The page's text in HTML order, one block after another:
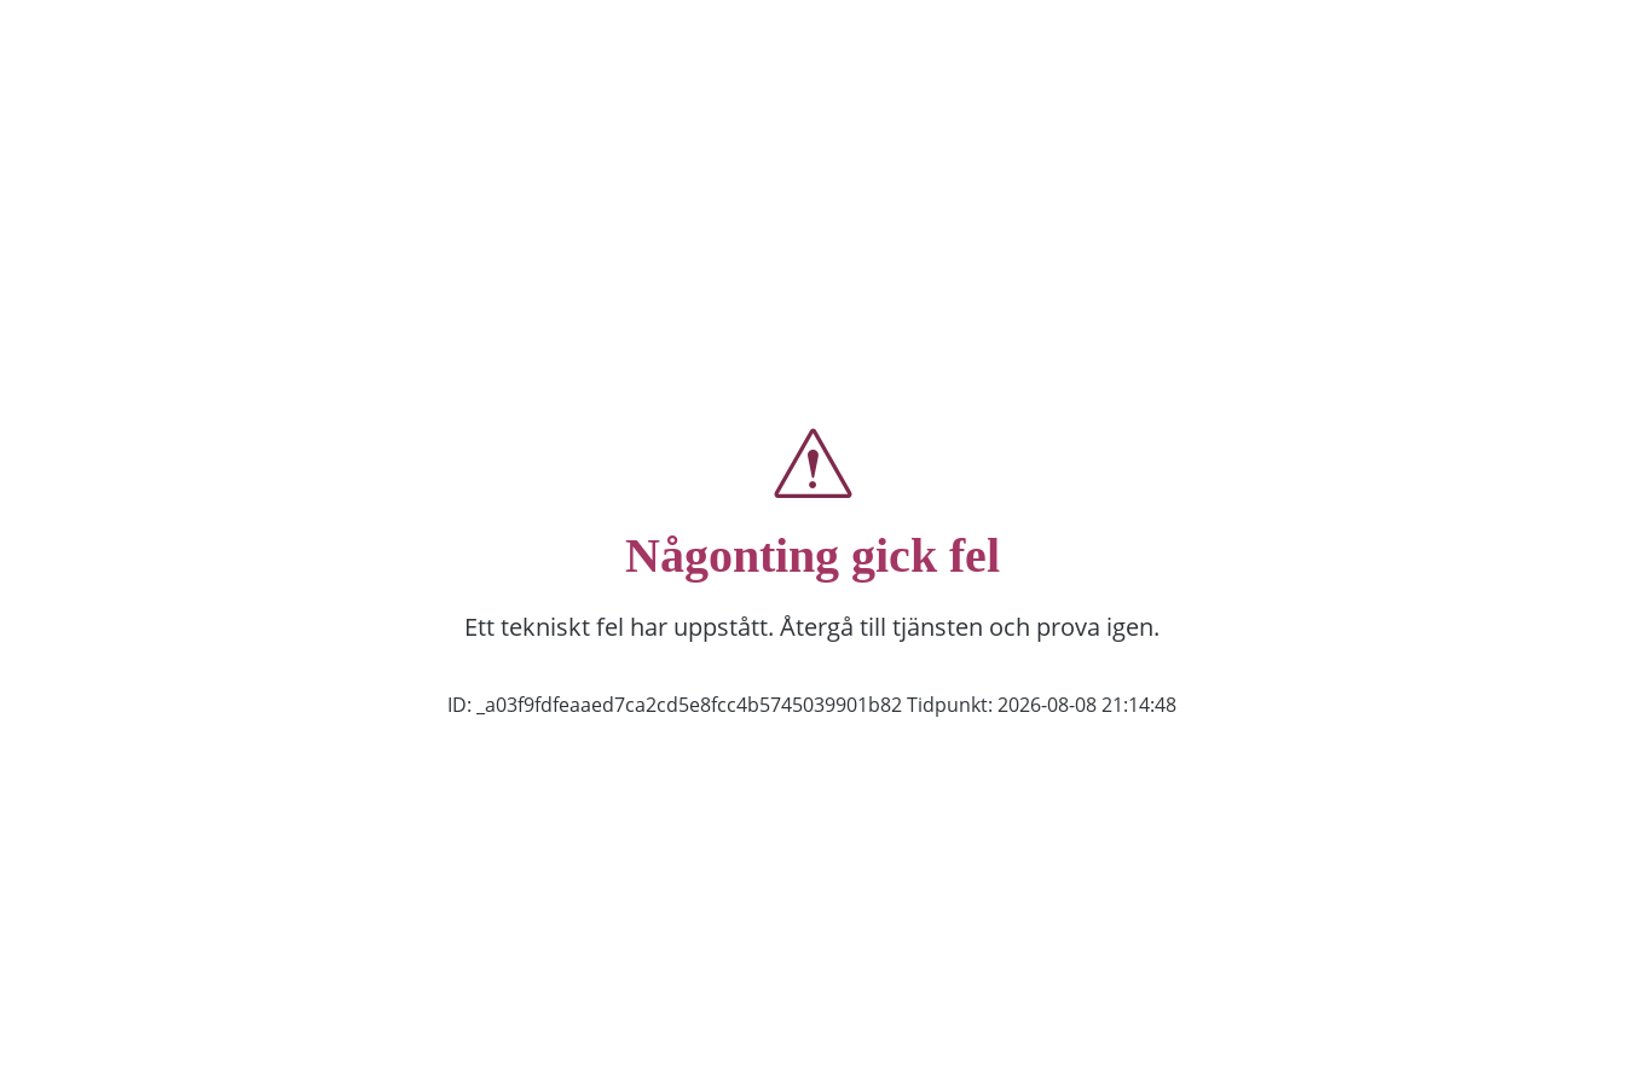
Någonting gick fel
Ett tekniskt fel har uppstått. Återgå till tjänsten och prova igen.
ID: _a03f9fdfeaaed7ca2cd5e8fcc4b5745039901b82Tidpunkt: 2026-08-08 21:14:48